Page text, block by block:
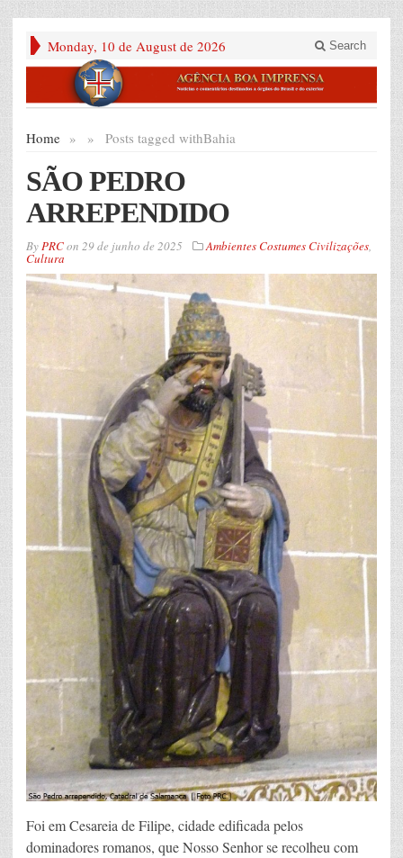
Monday, 10 de August de 2026 Search
Home » Posts tagged with
» Bahia
SÃO PEDRO
ARREPENDIDO
ByPRCon 29 de junho de 2025 Ambientes Costumes Civilizações,
Cultura
Foi em Cesareia de Filipe, cidade edificada pelos
dominadores romanos, que Nosso Senhor se recolheu com